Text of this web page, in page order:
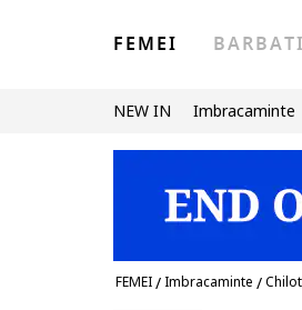
FEMEI BARBATI
NEW IN Imbracaminte
FEMEI/Imbracaminte /